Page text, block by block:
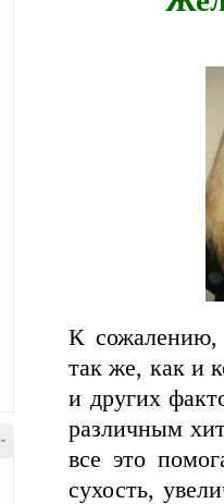
-
К сожалению,
так же, как и
и других
различным
все это
сухость,